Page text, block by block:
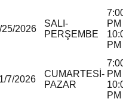
25/2026
SALI-
PERŞEMBE
PM
PM
7/2026
CUMARTESİ-
PAZAR
PM
PM